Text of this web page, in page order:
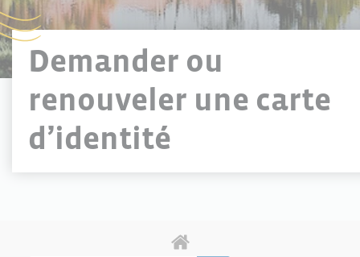
Demander ou
renouveler une carte
d’identité